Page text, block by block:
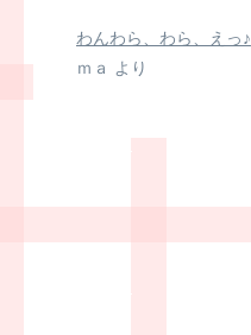
わんわら、わら、えっ♪
ｍａ
より